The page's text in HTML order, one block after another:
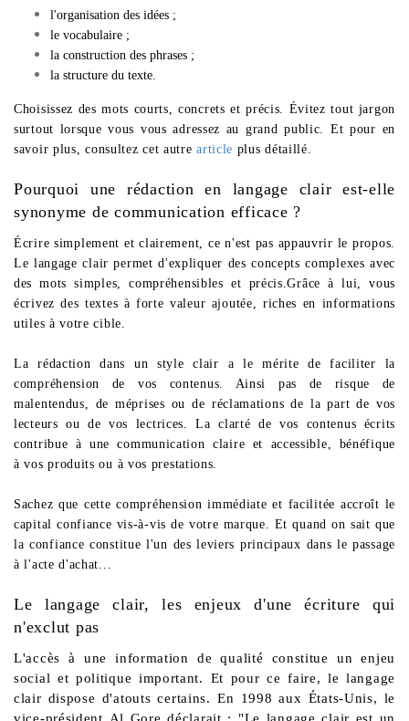
l'organisation des idées ;
le vocabulaire ;
la construction des phrases ;
la structure du texte.
Choisissez des mots courts, concrets et précis. Évitez tout jargon
surtout lorsque vous vous adressez au grand public. Et pour en
savoir plus,consultez cet autrearticle plus détaillé.
Pourquoi une rédaction en langage clair est-elle
synonyme de communication efficace ?
Écrire simplement et clairement, ce n'est pas appauvrir le propos.
Le langage clair permet d'expliquer des concepts complexes avec
des mots simples, compréhensibles et précis.Grâce à lui, vous
écrivez des textes à forte valeur ajoutée, riches en informations
utiles à votre cible.
La rédaction dans un style clair a le mérite de faciliter la
compréhension de vos contenus. Ainsi pas de risque de
malentendus, de méprises ou de réclamations de la part de vos
lecteurs ou de vos lectrices. La clarté de vos contenus écrits
contribue à une communication claire et accessible, bénéfique
à vos produits ou à vos prestations.
Sachez que cette compréhension immédiate et facilitée accroît le
capital confiance vis-à-vis de votre marque. Et quand on sait que
la confiance constitue l'un des leviers principaux dans le passage
à l'acte d'achat...
Le langage clair, les enjeux d'une écriture qui
n'exclut pas
L'accès à une information de qualité constitue un enjeu
social et politique important. Et pour ce faire, le langage
clair dispose d'atouts certains. En 1998 aux États-Unis, le